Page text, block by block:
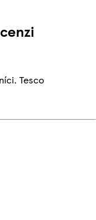
Tesco